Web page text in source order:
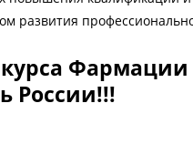
развития
России!!!